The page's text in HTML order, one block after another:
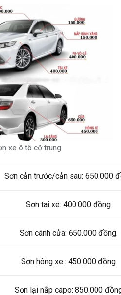
xe ô tô cỡ trung
Sơn cản trước/cản sau: 650.000
Sơn tai xe: 400.000 đồng
Sơn cánh cửa: 650.000 đồng.
Sơn hông xe.: 450.000 đồng
Sơn lại nắp capo: 850.000